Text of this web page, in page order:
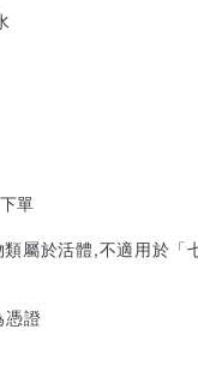
單
屬於活體,不適用於「
憑證